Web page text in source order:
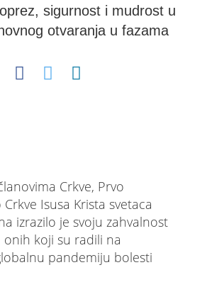
sigurnost i mudrost u
otvaranja u fazama
Crkve, Prvo
Isusa Krista svetaca
izrazilo je svoju zahvalnost
onih koji su radili na
pandemiju bolesti